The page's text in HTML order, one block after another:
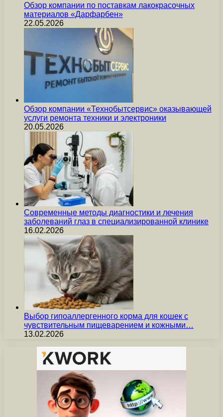
Обзор компании по поставкам лакокрасочных
материалов «Дарфарбен»
22.05.2026
Обзор компании «Технобытсервис» оказывающей
услуги ремонта техники и электроники
20.05.2026
Современные методы диагностики и лечения
заболеваний глаз в специализированной клинике
16.02.2026
Выбор гипоаллергенного корма для кошек с
чувствительным пищеварением и кожными…
13.02.2026